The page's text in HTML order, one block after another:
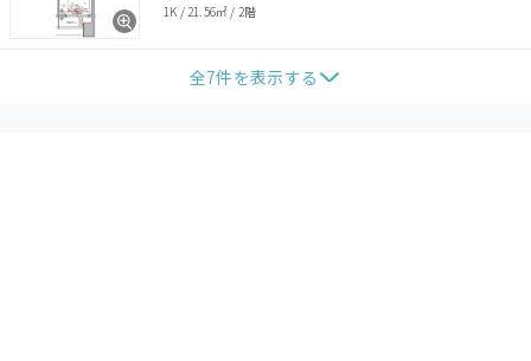
1K / 21.56㎡ / 2階
全7件を表示する